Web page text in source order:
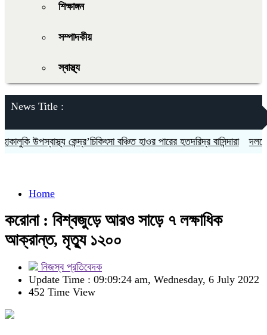
শিক্ষাঙ্গন
সম্পাদকীয়
স্বাস্থ্য
News Title :
উপস্বাস্থ্য কেন্দ্র’চিকিৎসা বঞ্চিত হাওর পারের হতদরিদ্র বাসিন্দারা দলকে
Home
করোনা : বিশ্বজুড়ে আরও সাড়ে ৭ লক্ষাধিক
আক্রান্ত, মৃত্যু ১২০০
নিজস্ব প্রতিবেদক
Update Time : 09:09:24 am, Wednesday, 6 July 2022
452 Time View